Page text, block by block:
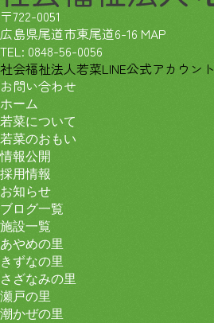
〒722-0051
広島県尾道市東尾道6-16 MAP
TEL: 0848-56-0056
社会福祉法人若菜LINE公式アカウント
お問い合わせ
ホーム
若菜について
若菜のおもい
情報公開
採用情報
お知らせ
ブログ一覧
施設一覧
あやめの里
きずなの里
さざなみの里
瀬戸の里
潮かぜの里